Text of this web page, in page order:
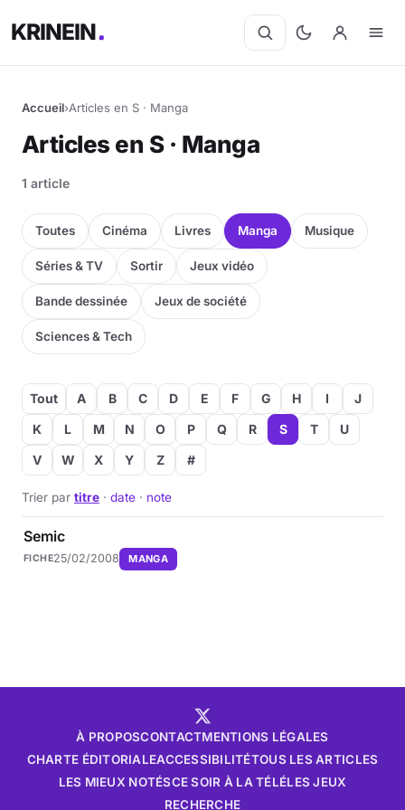
KRINEIN
Accueil›Articles en S · Manga
Articles en S · Manga
1 article
Toutes Cinéma Livres Manga Musique
Séries & TV Sortir Jeux vidéo
Bande dessinée Jeux de société
Sciences & Tech
Tout A B C D E F G H I
J
K
L M N O P Q R S T
U
V
W X Y Z #
Trier par titre · date · note
Semic
FICHE25/02/2008 MANGA
À PROPOSCONTACTMENTIONS LÉGALES
CHARTE ÉDITORIALEACCESSIBILITÉTOUS LES ARTICLES
LES MIEUX NOTÉSCE SOIR À LA TÉLÉLES JEUX
RECHERCHE